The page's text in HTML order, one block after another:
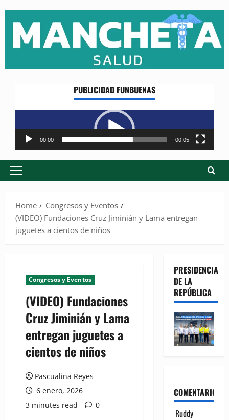
content
PUBLICIDAD FUNBUENAS
Reproductor
de
vídeo
00:00 00:05
Primary
Home
Congresos y Eventos
(VIDEO) Fundaciones Cruz Jiminián y Lama entregan
juguetes a cientos de niños
Congresos y Eventos
(VIDEO) Fundaciones
Cruz Jiminián y Lama
entregan juguetes a
cientos de niños
Pascualina Reyes
6 enero, 2026
3 minutes read
0
PRESIDENCIA
DE LA
REPÚBLICA
COMENTARIOS
Ruddy